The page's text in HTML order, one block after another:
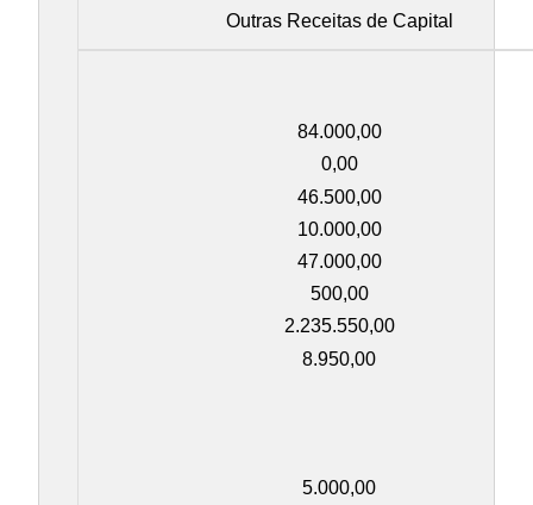
Outras Receitas de Capital
84.000,00
0,00
46.500,00
10.000,00
47.000,00
500,00
2.235.550,00
8.950,00
5.000,00